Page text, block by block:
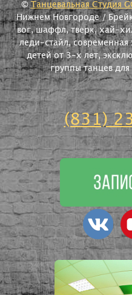
©Танцевальная Студия
Нижнем Новгороде /
вог, шаффл, тверк, хай-
леди-стайл,
детей от 3-х лет,
группы танцев
(831)